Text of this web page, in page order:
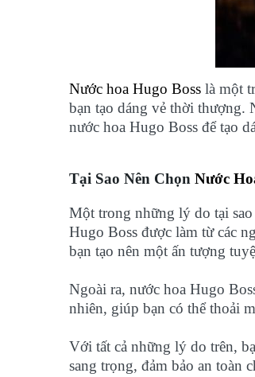
Nước hoa Hugo Boss là một
bạn tạo dáng vẻ thời thượng.
nước hoa Hugo Boss để tạo
Tại Sao Nên Chọn Nước
Một trong những lý do tại
Hugo Boss được làm từ các
bạn tạo nên một ấn tượng
Ngoài ra, nước hoa Hugo
nhiên, giúp bạn có thể thoải
Với tất cả những lý do trên,
sang trọng, đảm bảo an